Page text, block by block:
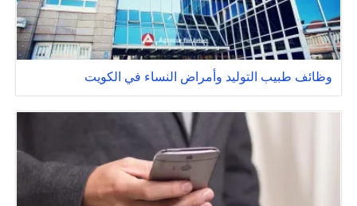
وظائف طبيب التوليد وأمراض النساء في الكويت